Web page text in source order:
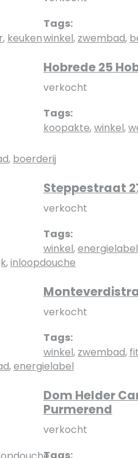
, keuken
Tags:
winkel, zwembad,
, boerderij
Hobrede 25
verkocht
Tags:
koopakte,winkel,
,inloopdouche
Steppestraat
verkocht
Tags:
winkel,energielabel
,energielabel
verkocht
Tags:
winkel, zwembad,
Dom Helder
Purmerend
verkocht